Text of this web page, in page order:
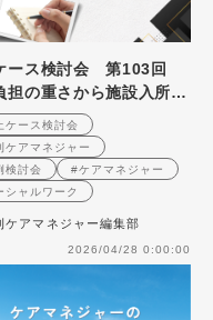
ース検討会 第103回
担の重さから施設入所に
ケースへの支援を振り返
年1月号掲載）
ケース検討会
ケアマネジャー
検討会
#ケアマネジャー
シャルワーク
ケアマネジャー編集部
2026/04/28 0:00:00